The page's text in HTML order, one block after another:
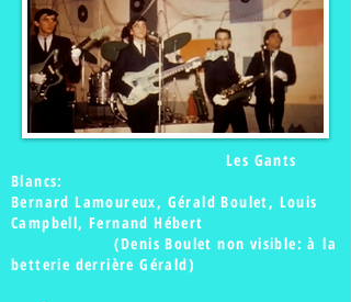
Les Gants
Blancs:
Bernard Lamoureux, Gérald Boulet, Louis
Campbell, Fernand Hébert
(Denis Boulet non visible: à la
betterie derrière Gérald)